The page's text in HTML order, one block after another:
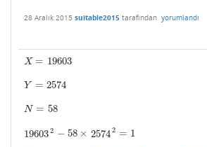
28 Aralık 2015 suitable2015 tarafından yorumlandı
X = 19603
X= 19603
Y = 2574
Y= 2574
N = 58
N= 58
196032 − 58 × 25742 = 1
196032 −58×25742=1